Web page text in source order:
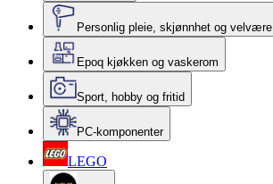
Personlig pleie, skjønnhet og velvære
Epoq kjøkken og vaskerom
Sport, hobby og fritid
PC-komponenter
LEGO